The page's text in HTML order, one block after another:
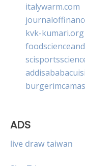
italywarm.com
kvk-kumari.org
ADS
live draw taiwan